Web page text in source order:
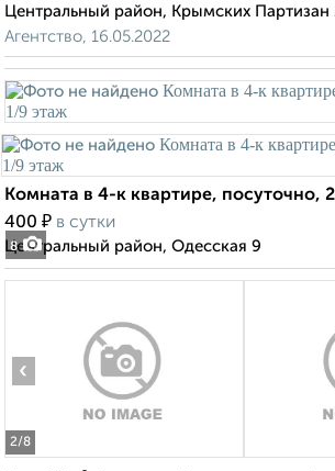
Центральный район, Крымских Партизан
Агентство, 16.05.2022
8
Комната в 4-к квартире, посуточно,
400 ₽ в сутки
Центральный район, Одесская 9
2/8
‹